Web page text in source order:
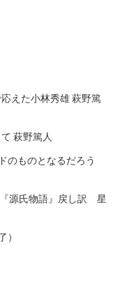
えた小林秀雄 萩野篤
萩野篤人
のものとなるだろう
源氏物語』戻し訳 星